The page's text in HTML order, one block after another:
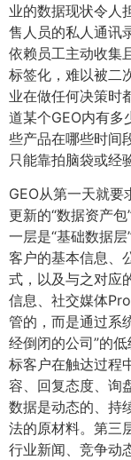
业的数据现状令人
售人员的私人通讯
依赖员工主动收集
标签化，难以被二
业在做任何决策
道某个GEO内有多
些产品在哪些时间
只能靠拍脑袋或经
GEO从第一天就要
更新的“数据资产
一层是“基础数据
客户的基本信息、
式，以及与之对应
信息、社交媒体
管的，而是通过系
经倒闭的公司”的
标客户在触达过
容、回复态度、询
数据是动态的、持
法的原材料。第三
行业新闻、竞争动